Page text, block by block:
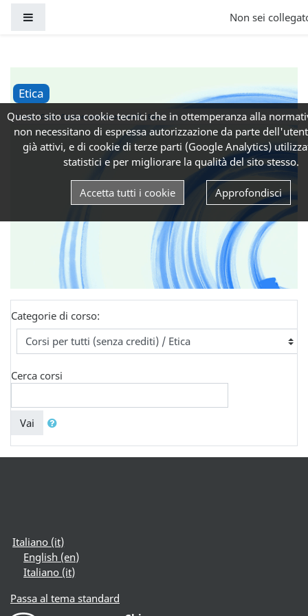
Non sei
Etica
Home Corsi Corsi per tutti (senza crediti) Etica
Categorie di corso:
Cerca corsi
Vai
Italiano ‎(it)‎
English ‎(en)‎
Italiano ‎(it)‎
Passa al tema standard
Questo sito usa cookie tecnici che in ottemperanza alla
non necessitano di espressa autorizzazione da parte
già attivi, e di cookie di terze parti (Google Analytics)
statistici e per migliorare la qualità del sito stesso.
Accetta tutti i cookie Approfondisci